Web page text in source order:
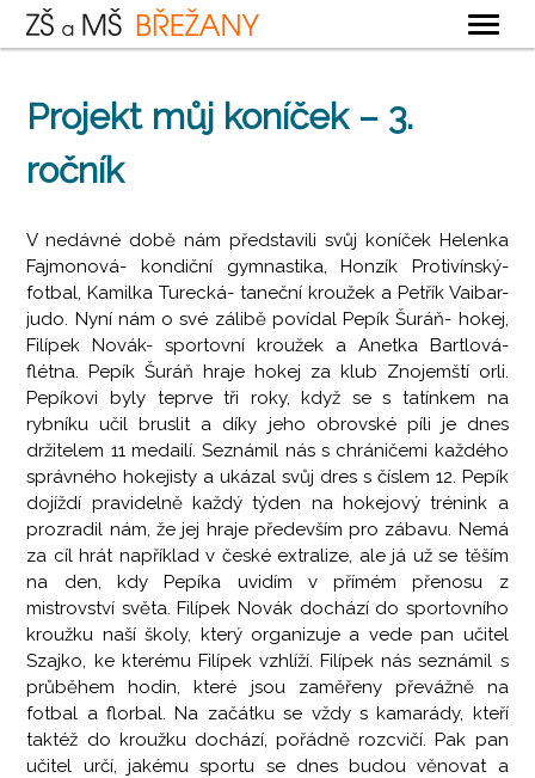
ZÁKLADNÍ ŠKOLA
ŠKOLNÍ JÍDELNA
KONTAKTY
Projekt můj koníček – 3.
ročník
V nedávné době nám představili svůj koníček Helenka
Fajmonová- kondiční gymnastika, Honzík Protivínský-
fotbal, Kamilka Turecká- taneční kroužek a Petřík Vaibar-
judo. Nyní nám o své zálibě povídal Pepík Šuráň- hokej,
Filípek Novák- sportovní kroužek a Anetka Bartlová-
flétna. Pepík Šuráň hraje hokej za klub Znojemští orli.
Pepíkovi byly teprve tři roky, když se s tatínkem na
rybníku učil bruslit a díky jeho obrovské píli je dnes
držitelem 11 medailí. Seznámil nás s chráničemi každého
správného hokejisty a ukázal svůj dres s číslem 12. Pepík
dojíždí pravidelně každý týden na hokejový trénink a
prozradil nám, že jej hraje především pro zábavu. Nemá
za cíl hrát například v české extralize, ale já už se těším
na den, kdy Pepíka uvidím v přímém přenosu z
mistrovství světa. Filípek Novák dochází do sportovního
kroužku naší školy, který organizuje a vede pan učitel
Szajko, ke kterému Filípek vzhlíží. Filípek nás seznámil s
průběhem hodin, které jsou zaměřeny převážně na
fotbal a florbal. Na začátku se vždy s kamarády, kteří
taktéž do kroužku dochází, pořádně rozcvičí. Pak pan
učitel určí, jakému sportu se dnes budou věnovat a